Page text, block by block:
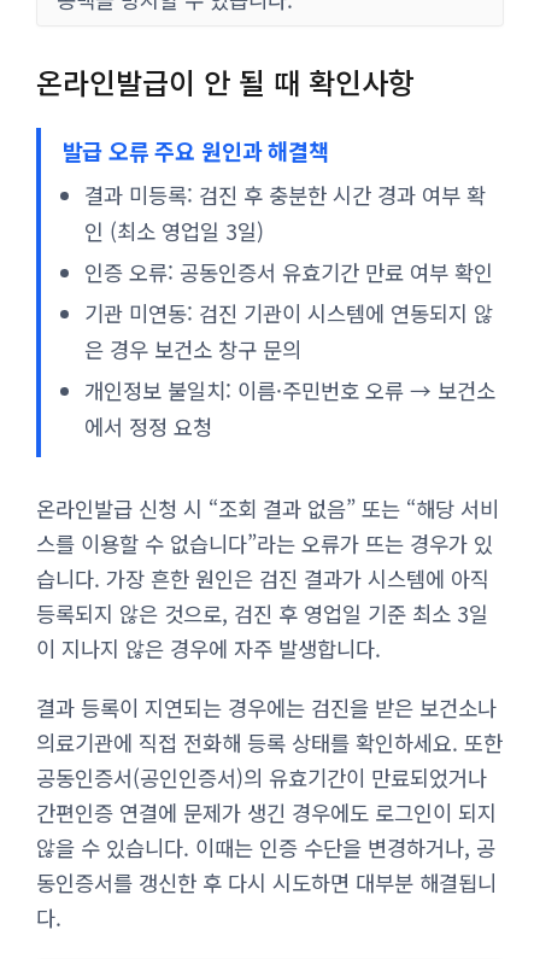
온라인발급이 안 될 때 확인사항
발급 오류 주요 원인과 해결책
결과 미등록: 검진 후 충분한 시간 경과 여부 확
인 (최소 영업일 3일)
인증 오류: 공동인증서 유효기간 만료 여부 확인
기관 미연동: 검진 기관이 시스템에 연동되지 않
은 경우 보건소 창구 문의
개인정보 불일치: 이름·주민번호 오류 → 보건소
에서 정정 요청
온라인발급 신청 시 “조회 결과 없음” 또는 “해당 서비
스를 이용할 수 없습니다”라는 오류가 뜨는 경우가 있
습니다. 가장 흔한 원인은 검진 결과가 시스템에 아직
등록되지 않은 것으로, 검진 후 영업일 기준 최소 3일
이 지나지 않은 경우에 자주 발생합니다.
결과 등록이 지연되는 경우에는 검진을 받은 보건소나
의료기관에 직접 전화해 등록 상태를 확인하세요. 또한
공동인증서(공인인증서)의 유효기간이 만료되었거나
간편인증 연결에 문제가 생긴 경우에도 로그인이 되지
않을 수 있습니다. 이때는 인증 수단을 변경하거나, 공
동인증서를 갱신한 후 다시 시도하면 대부분 해결됩니
다.